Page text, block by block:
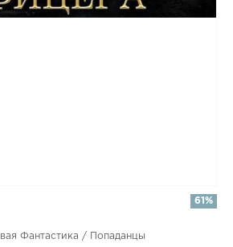
Фантастика / Попаданцы
61%